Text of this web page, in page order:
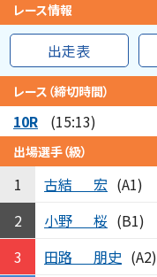
レース情報
出走表
レース（締切時間）
10R (15:13)
出場選手（級）
1 古結 宏 (A1)
2
小野 桜 (B1)
3
田路 朋史 (A2)